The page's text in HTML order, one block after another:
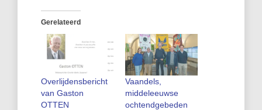
Gerelateerd
Overlijdensbericht
van Gaston
OTTEN
Vaandels,
middeleeuwse
ochtendgebeden